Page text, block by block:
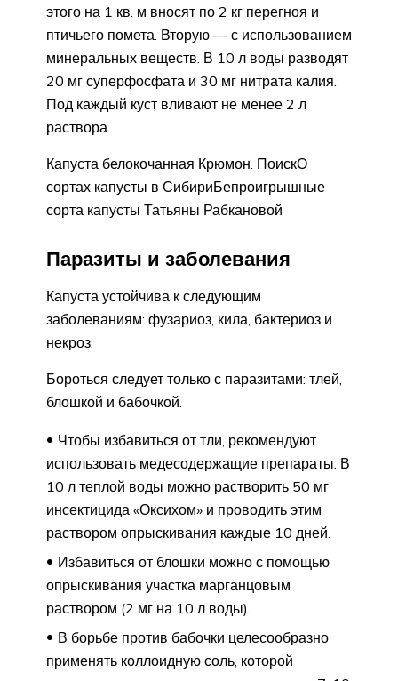
этого на 1 кв. м вносят по 2 кг перегноя и
птичьего помета. Вторую — с использованием
минеральных веществ. В 10 л воды разводят
20 мг суперфосфата и 30 мг нитрата калия.
Под каждый куст вливают не менее 2 л
раствора.
Капуста белокочанная Крюмон. ПоискО
сортах капусты в СибириБепроигрышные
сорта капусты Татьяны Рабкановой
Паразиты и заболевания
Капуста устойчива к следующим
заболеваниям: фузариоз, кила, бактериоз и
некроз.
Бороться следует только с паразитами: тлей,
блошкой и бабочкой.
Чтобы избавиться от тли, рекомендуют
использовать медесодержащие препараты. В
10 л теплой воды можно растворить 50 мг
инсектицида «Оксихом» и проводить этим
раствором опрыскивания каждые 10 дней.
Избавиться от блошки можно с помощью
опрыскивания участка марганцовым
раствором (2 мг на 10 л воды).
В борьбе против бабочки целесообразно
применять коллоидную соль, которой